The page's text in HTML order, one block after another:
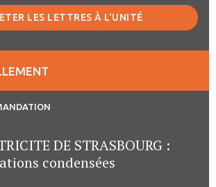
LES LETTRES À L'UNITÉ
DE STRASBOURG :
condensées